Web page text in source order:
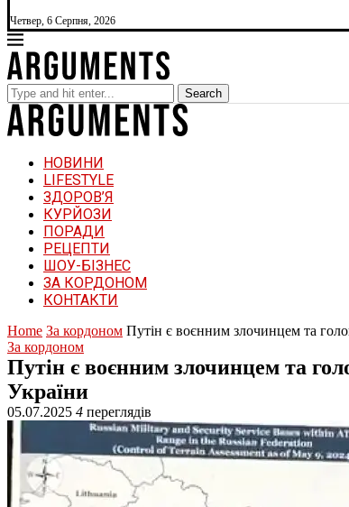
Четвер, 6 Серпня, 2026
Search
НОВИНИ
LIFESTYLE
ЗДОРОВ’Я
КУРЙОЗИ
ПОРАДИ
РЕЦЕПТИ
ШОУ-БІЗНЕС
ЗА КОРДОНОМ
КОНТАКТИ
Home За кордоном Путін є воєнним злочинцем та
За кордоном
Путін є воєнним злочинцем та
України
05.07.2025 4 переглядів